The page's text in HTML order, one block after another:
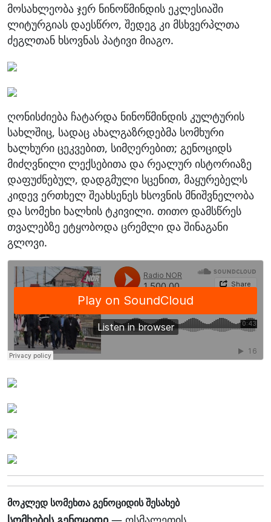
მოსახლეობა ჯერ ნინოწმინდის ეკლესიაში
ლიტურგიას დაესწრო, შედეგ კი მსხვერპლთა
ძეგლთან ხსოვნას პატივი მიაგო.
ღონისძიება ჩატარდა ნინოწმინდის კულტურის
სახლშიც, სადაც ახალგაზრდებმა სომხური
ხალხური ცეკვებით, სიმღერებით; გენოციდს
მიძღვნილი ლექსებითა და რეალურ ისტორიაზე
დაფუძნებულ, დადგმული სცენით, მაყურებელს
კიდევ ერთხელ შეახსენეს ხსოვნის მნიშვნელობა
და სომეხი ხალხის ტკივილი. თითო დამსწრეს
თვალებზე ეტყობოდა ცრემლი და შინაგანი
გლოვი.
მოკლედ სომეხთა გენოციდის შესახებ